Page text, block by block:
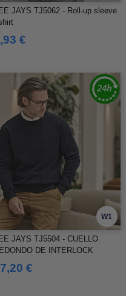
JAYS TJ5062 - Roll-up sleeve
€
W1
JAYS TJ5504 - CUELLO
DE INTERLOCK
€